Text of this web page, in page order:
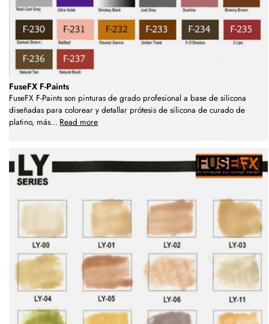
FuseFX F-Paints
FuseFX F-Paints son pinturas de grado profesional a base de silicona
diseñadas para colorear y detallar prótesis de silicona de curado de
platino, más... Read more